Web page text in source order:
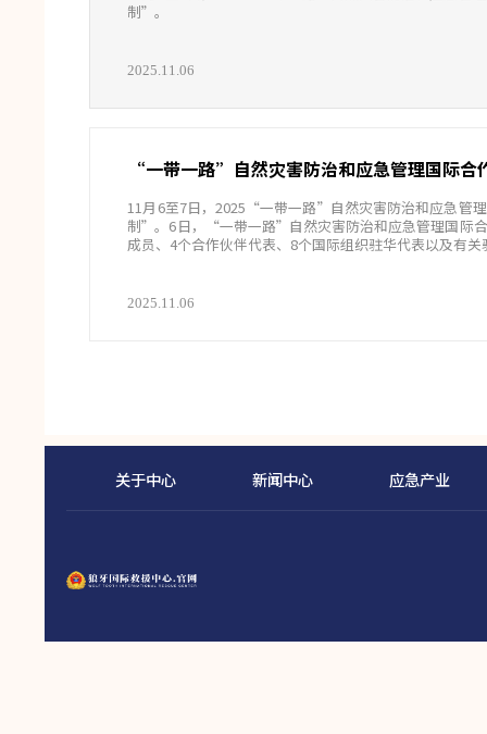
制”。
2025.11.06
“一带一路”自然灾害防治和应急管理国际合
11月6至7日，2025“一带一路”自然灾害防治和应急管
制”。6日，“一带一路”自然灾害防治和应急管理国际
成员、4个合作伙伴代表、8个国际组织驻华代表以及有
2025.11.06
关于中心 新闻中心 应急产业